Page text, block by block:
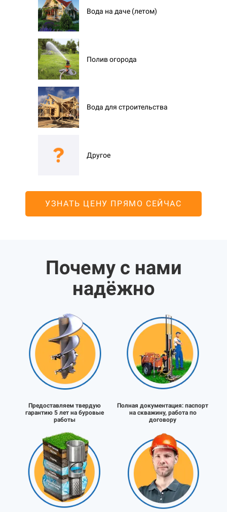
Вода на даче (летом)
Полив огорода
Вода для строительства
Другое
УЗНАТЬ ЦЕНУ ПРЯМО СЕЙЧАС
Почему с нами
надёжно
Предоставляем твердую
гарантию 5 лет на буровые
работы
Полная документация: паспорт
на скважину, работа по
договору